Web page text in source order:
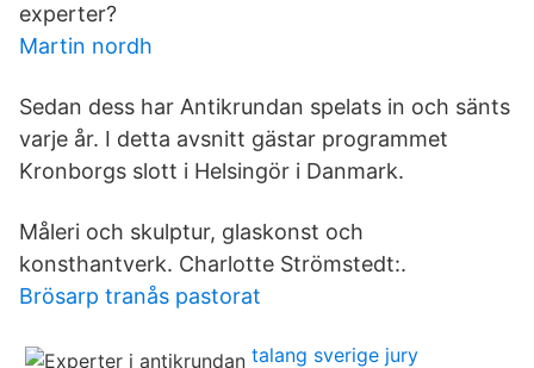
experter?
Martin nordh
Sedan dess har Antikrundan spelats in och sänts
varje år. I detta avsnitt gästar programmet
Kronborgs slott i Helsingör i Danmark.
Måleri och skulptur, glaskonst och
konsthantverk. Charlotte Strömstedt:.
Brösarp tranås pastorat
talang sverige jury